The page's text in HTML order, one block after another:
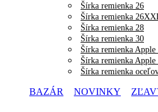
Šírka remienka 26
Šírka remienka
Šírka remienka 28
Šírka remienka 30
Šírka remienka Apple
Šírka remienka Apple
Šírka remienka
BAZÁR NOVINKY